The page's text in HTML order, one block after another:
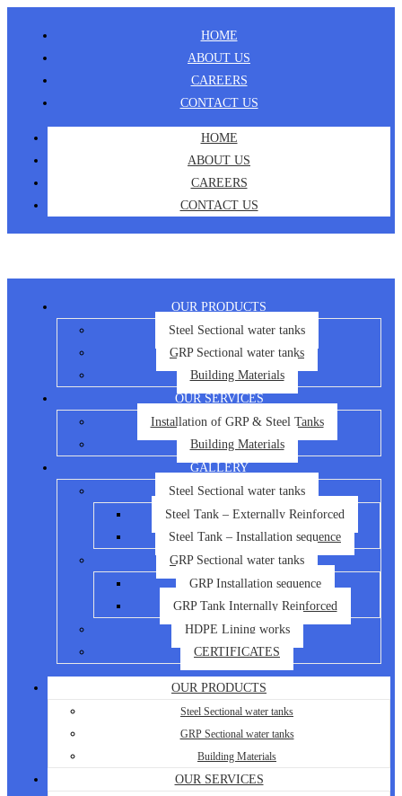
HOME
ABOUT US
CAREERS
CONTACT US
HOME
ABOUT US
CAREERS
CONTACT US
OUR PRODUCTS
Steel Sectional water tanks
GRP Sectional water tanks
Building Materials
OUR SERVICES
Installation of GRP & Steel Tanks
Building Materials
GALLERY
Steel Sectional water tanks
Steel Tank – Externally Reinforced
Steel Tank – Installation sequence
GRP Sectional water tanks
GRP Installation sequence
GRP Tank Internally Reinforced
HDPE Lining works
CERTIFICATES
OUR PRODUCTS
Steel Sectional water tanks
GRP Sectional water tanks
Building Materials
OUR SERVICES